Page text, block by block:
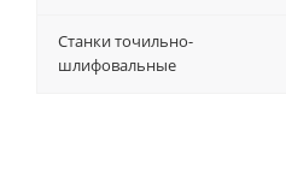
Станки точильно-
шлифовальные